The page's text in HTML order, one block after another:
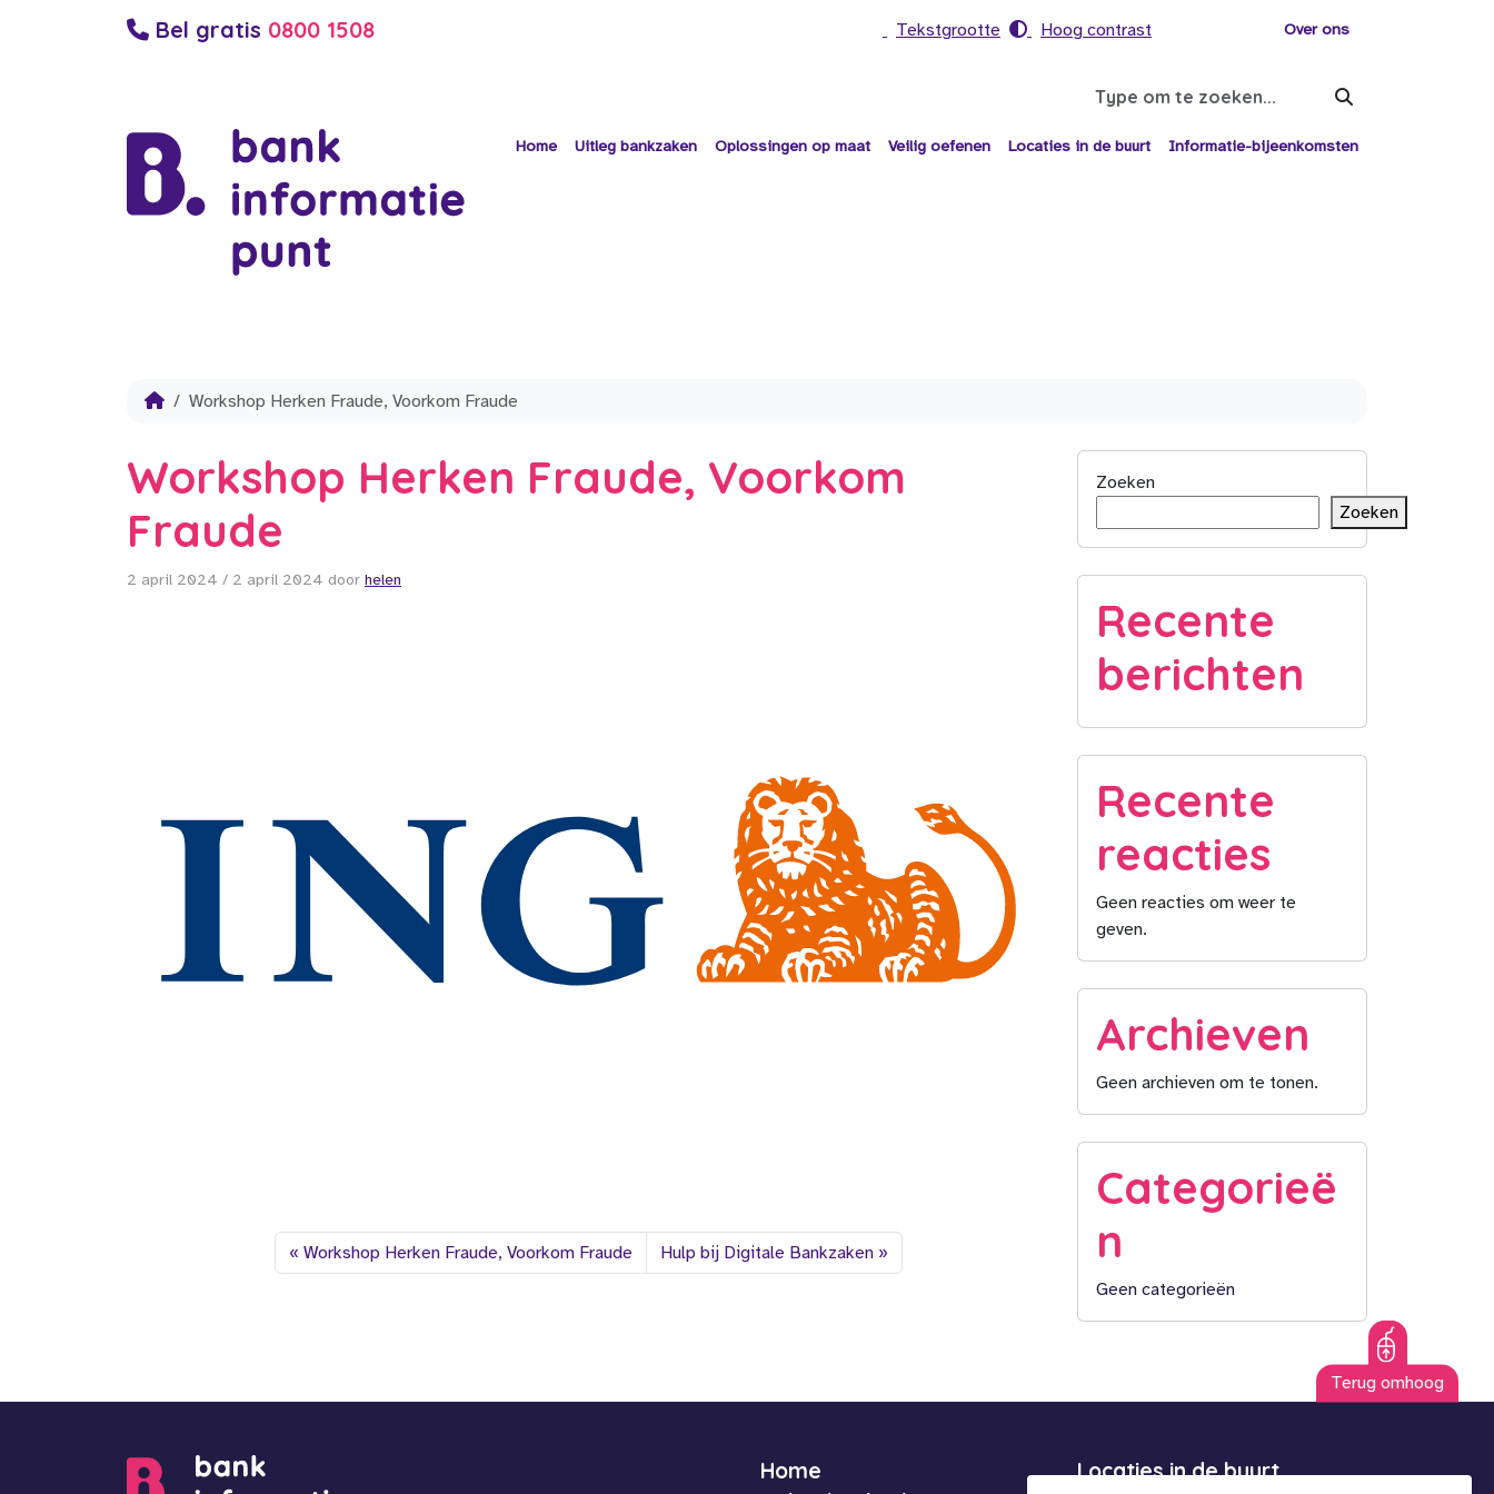
Bel gratis 0800 1508 Tekstgrootte Hoog contrast Over ons
Search
Home Uitleg bankzaken Oplossingen op maat Veilig oefenen Locaties in de buurt Informatie-bijeenkomsten
Workshop Herken Fraude, Voorkom Fraude
Workshop Herken Fraude, Voorkom
Fraude
2 april 2024 / 2 april 2024 door helen
Workshop Herken Fraude, Voorkom Fraude Hulp bij Digitale Bankzaken
Zoeken
Zoeken
Recente
berichten
Recente
reacties
Geen reacties om weer te
geven.
Archieven
Geen archieven om te tonen.
Categorieë
n
Geen categorieën
Terug omhoog
Home
Locaties in de buurt